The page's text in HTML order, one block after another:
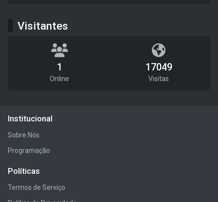
Visitantes
1
Online
17049
Visitas
Institucional
Sobre Nós
Programação
Políticas
Termos de Serviço